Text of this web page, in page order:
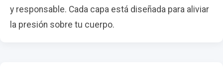
y responsable. Cada capa está diseñada para aliviar
la presión sobre tu cuerpo.